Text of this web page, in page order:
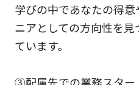
学びの中であなたの得
ニアとしての方向性を
ています。